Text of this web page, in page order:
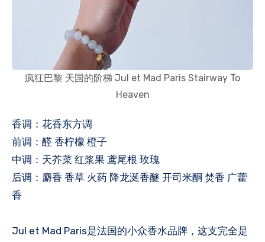
疯狂巴黎 天国的阶梯 Jul et Mad Paris Stairway To
Heaven
香调：花香东方调
前调：醛 香柠檬 橙子
中调：天芥菜 红浆果 鸢尾根 玫瑰
后调：麝香 香草 火药 降龙涎香醚 开司米酮 焚香 广藿
香
Jul et Mad Paris是法国的小众香水品牌，这支完全是